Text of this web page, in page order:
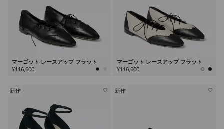
マーゴット レースアップ フラット
¥116,600
マーゴット レースアップ フラット
¥116,600
新作 新作